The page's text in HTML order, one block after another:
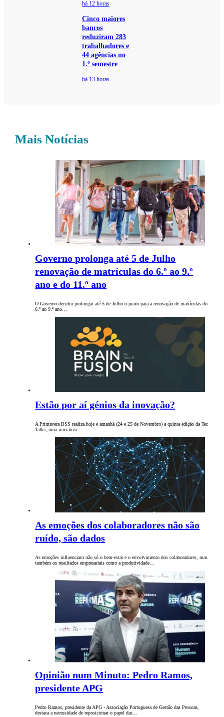
há 12 horas
Cinco maiores
bancos
reduziram 283
trabalhadores e
44 agências no
1.º semestre
há 13 horas
Mais Notícias
Governo prolonga até 5 de Julho
renovação de matrículas do 6.º ao 9.º
ano e do 11.º ano
O Governo decidiu prolongar até 5 de Julho o prazo para a renovação de matrículas do
6.º ao 9.º ano…
Estão por aí génios da inovação?
A Primavera BSS realiza hoje e amanhã (24 e 25 de Novembro) a quinta edição da Tec
Talks, uma iniciativa…
As emoções dos colaboradores não são
ruído, são dados
As emoções influenciam não só o bem-estar e o envolvimento dos colaboradores, mas
também os resultados empresariais como a produtividade…
Opinião num Minuto: Pedro Ramos,
presidente APG
Pedro Ramos, presidente da APG - Associação Portuguesa de Gestão das Pessoas,
destaca a necessidade de reposicionar o papel das…